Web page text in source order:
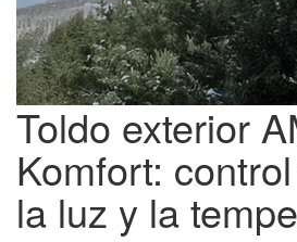
Toldo exterior
Komfort:
la luz y la